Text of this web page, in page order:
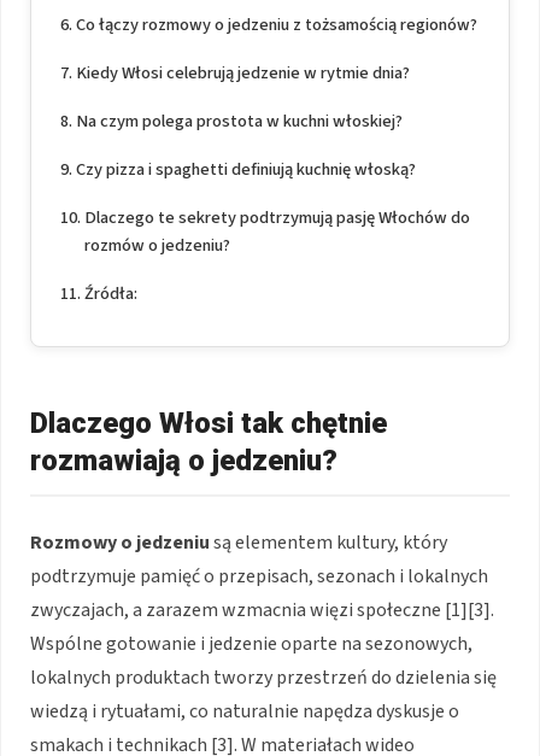
Co łączy rozmowy o jedzeniu z tożsamością regionów?
Kiedy Włosi celebrują jedzenie w rytmie dnia?
Na czym polega prostota w kuchni włoskiej?
Czy pizza i spaghetti definiują kuchnię włoską?
Dlaczego te sekrety podtrzymują pasję Włochów do
rozmów o jedzeniu?
Źródła:
Dlaczego Włosi tak chętnie
rozmawiają o jedzeniu?
Rozmowy o jedzeniusą elementem kultury, który
podtrzymuje pamięć o przepisach, sezonach i lokalnych
zwyczajach, a zarazem wzmacnia więzi społeczne [1][3].
Wspólne gotowanie i jedzenie oparte na sezonowych,
lokalnych produktach tworzy przestrzeń do dzielenia się
wiedzą i rytuałami, co naturalnie napędza dyskusje o
smakach i technikach [3]. W materiałach wideo